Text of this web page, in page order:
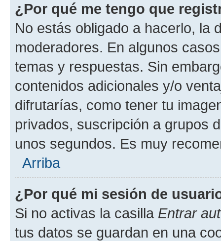
¿Por qué me tengo que
No estás obligado a hacerlo, la
moderadores. En algunos
temas y respuestas. Sin
contenidos adicionales y/o
difrutarías, como tener tu
privados, suscripción a grupos
unos segundos. Es muy
Arriba
¿Por qué mi sesión de
Si no activas la casilla Entrar
tus datos se guardan en una